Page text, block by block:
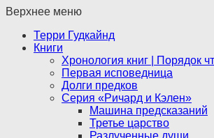
Верхнее меню
Терри Гудкайнд
Книги
Хронология книг | Порядок
Первая исповедница
Долги предков
Серия «Ричард и Кэлен»
Машина предсказаний
Третье царство
Разлученные души